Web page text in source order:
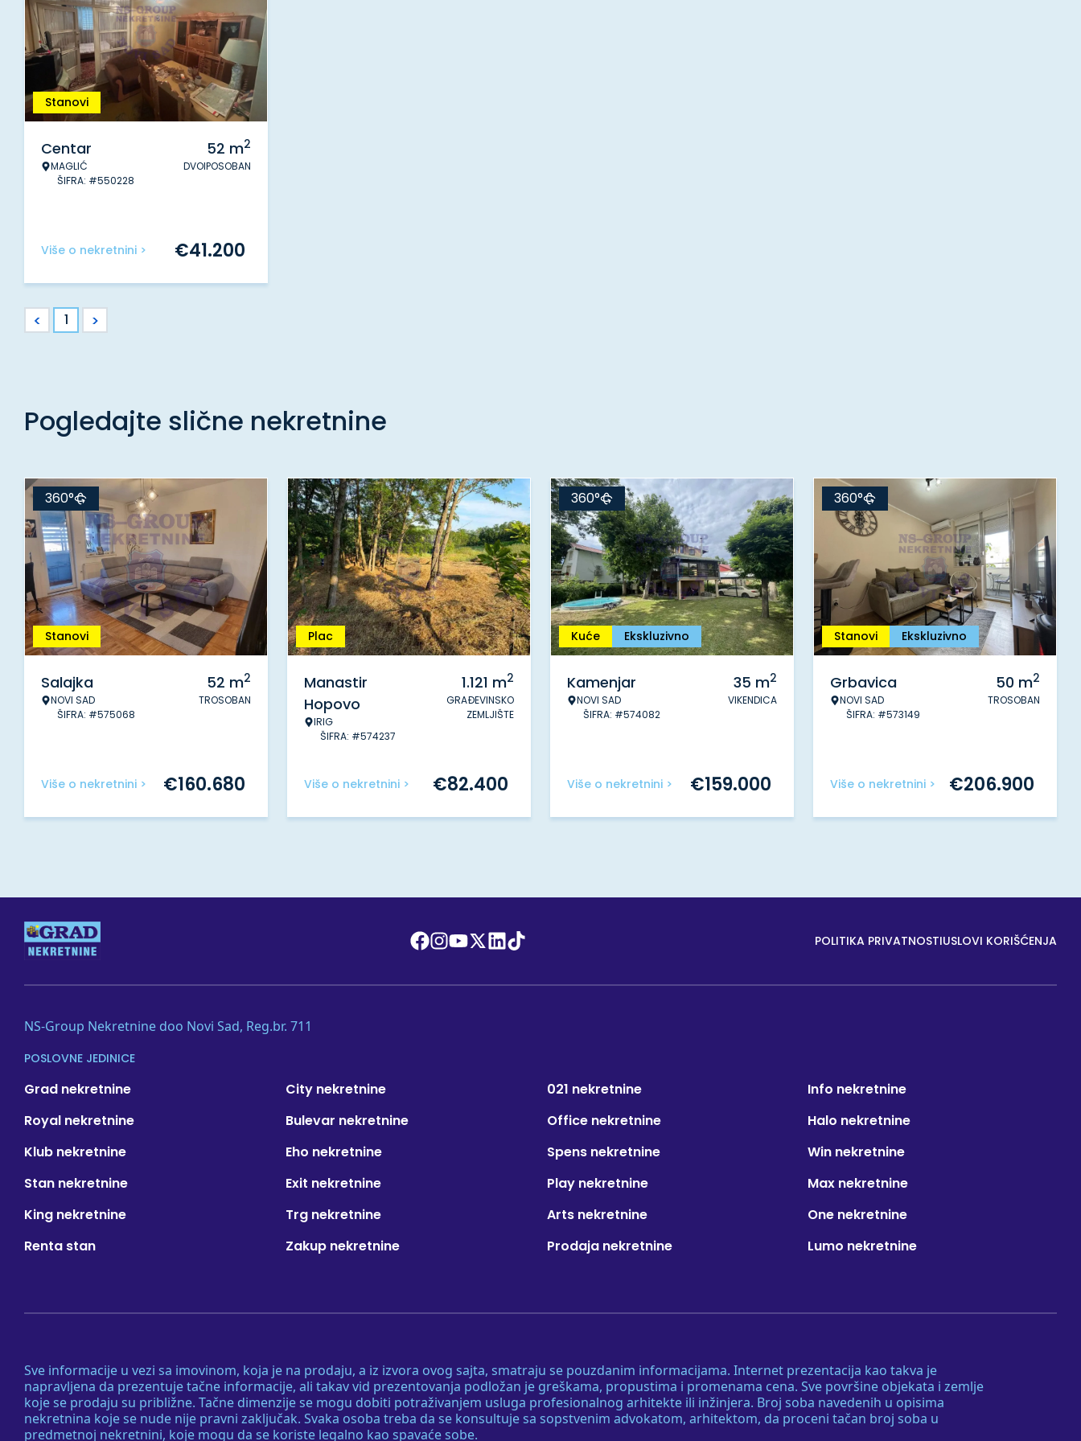
Stanovi
Centar
MAGLIĆ
ŠIFRA: #550228
52 m2
DVOIPOSOBAN
Više o nekretnini > €41.200
< 1 >
Pogledajte slične nekretnine
Stanovi
360°
Salajka
NOVI SAD
ŠIFRA: #575068
52 m2
TROSOBAN
Više o nekretnini > €160.680
Plac
Manastir
Hopovo
IRIG
ŠIFRA: #574237
1.121 m2
GRAĐEVINSKO
ZEMLJIŠTE
Više o nekretnini > €82.400
Kuće Ekskluzivno
360°
Kamenjar
NOVI SAD
ŠIFRA: #574082
35 m2
VIKENDICA
Više o nekretnini > €159.000
Stanovi Ekskluzivno
360°
Grbavica
NOVI SAD
ŠIFRA: #573149
50 m2
TROSOBAN
Više o nekretnini > €206.900
POLITIKA PRIVATNOSTIUSLOVI KORIŠĆENJA
Sve informacije u vezi sa imovinom, koja je na prodaju, a iz izvora ovog sajta, smatraju se pouzdanim informacijama. Internet prezentacija kao takva je
napravljena da prezentuje tačne informacije, ali takav vid prezentovanja podložan je greškama, propustima i promenama cena. Sve površine objekata i zemlje
koje se prodaju su približne. Tačne dimenzije se mogu dobiti potraživanjem usluga profesionalnog arhitekte ili inžinjera. Broj soba navedenih u opisima
nekretnina koje se nude nije pravni zaključak. Svaka osoba treba da se konsultuje sa sopstvenim advokatom, arhitektom, da proceni tačan broj soba u
predmetnoj nekretnini, koje mogu da se koriste legalno kao spavaće sobe.
NS-Group Nekretnine doo Novi Sad, Reg.br. 711
POSLOVNE JEDINICE
Grad nekretnine City nekretnine 021 nekretnine
Info nekretnine
Royal nekretnine
Bulevar nekretnine Office nekretnine
Halo nekretnine
Klub nekretnine
Eho nekretnine Spens nekretnine
Win nekretnine
Stan nekretnine
Exit nekretnine Play nekretnine
Max nekretnine
King nekretnine
Trg nekretnine Arts nekretnine
One nekretnine
Renta stan
Zakup nekretnine Prodaja nekretnine Lumo nekretnine